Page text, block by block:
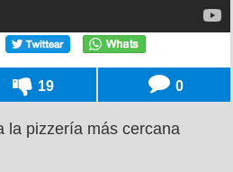
19 0
la pizzería más cercana